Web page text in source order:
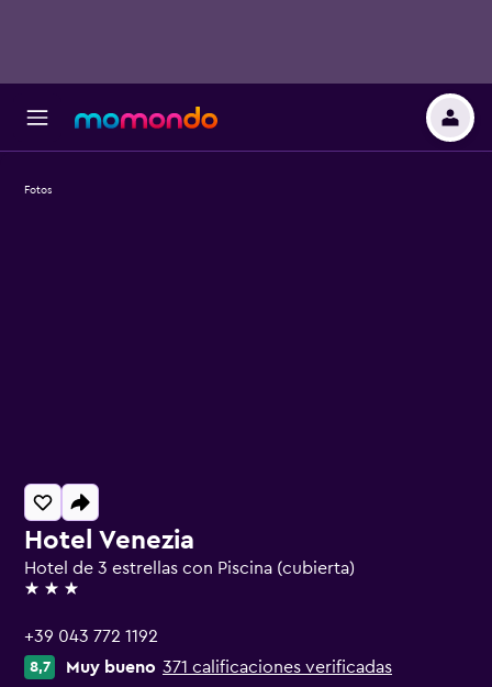
Hotel Venezia
Hotel de 3 estrellas con Piscina (cubierta)
3 estrellas
+39 043 772 1192
8,7 Muy bueno 371 calificaciones verificadas
Fotos